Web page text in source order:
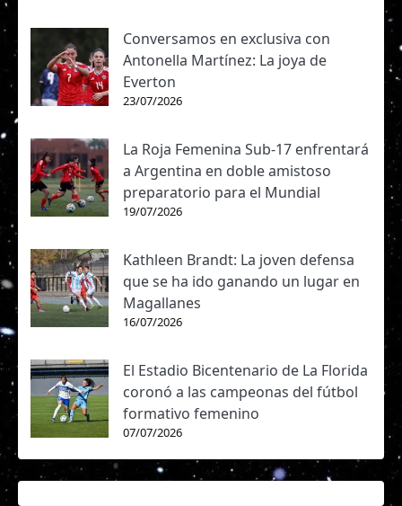
Conversamos en exclusiva con
Antonella Martínez: La joya de
Everton
23/07/2026
La Roja Femenina Sub-17 enfrentará
a Argentina en doble amistoso
preparatorio para el Mundial
19/07/2026
Kathleen Brandt: La joven defensa
que se ha ido ganando un lugar en
Magallanes
16/07/2026
El Estadio Bicentenario de La Florida
coronó a las campeonas del fútbol
formativo femenino
07/07/2026